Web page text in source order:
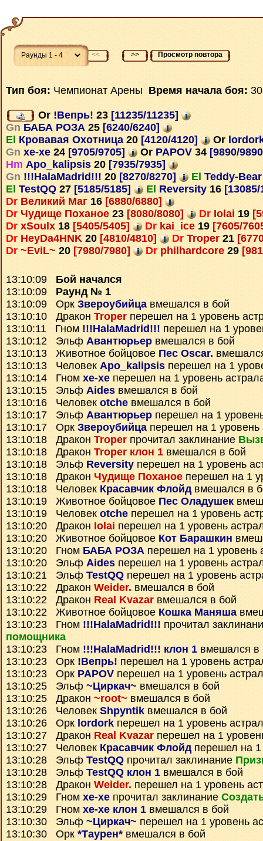
<< >> Просмотр повтора
Тип боя: Чемпионат Арены Время начала боя:
Or !Вепрь! 23 [11235/11235]
Gn БАБА РОЗА 25 [6240/6240]
El Кровавая Охотница 20 [4120/4120] Or
Gn xe-xe 24 [9705/9705] Or PAPOV 34 [9890/
Hm Apo_kalipsis 20 [7935/7935]
Gn !!!HalaMadrid!!! 20 [8270/8270] El Teddy-
El TestQQ 27 [5185/5185] El Reversity 16
Dr Великий Маг 16 [6880/6880]
Dr Чудище Поханое 23 [8080/8080] Dr Iolai 19
Dr xSoulx 18 [5405/5405] Dr kai_ice 19 [7605/
Dr HeyDa4HNK 20 [4810/4810] Dr Troper 21
Dr ~EviL~ 20 [7980/7980] Dr philhardcore 29
13:10:09 Бой начался
13:10:09 Раунд № 1
13:10:09 Орк Звероубийцавмешался в бой
13:10:10 Дракон Troper перешел на 1 уровень
13:10:11 Гном !!!HalaMadrid!!! перешел на 1
13:10:12 Эльф Авантюрьер вмешался в бой
13:10:13 Животное бойцовое Пес Oscar.
13:10:13 Человек Apo_kalipsis перешел на 1
13:10:14 Гном xe-xe перешел на 1 уровень
13:10:15 Эльф Aides вмешался в бой
13:10:16 Человек otche вмешался в бой
13:10:17 Эльф Авантюрьер перешел на 1
13:10:17 Орк Звероубийцаперешел на 1 уровень
13:10:18 Дракон Troper прочитал заклинание
13:10:18 Дракон Troper клон 1 вмешался в бой
13:10:18 Эльф Reversity перешел на 1 уровень
13:10:18 Дракон Чудище Поханое перешел на 1
13:10:18 Человек Красавчик Флойдвмешался в
13:10:19 Животное бойцовое Пес Оладушек
13:10:19 Человек otche перешел на 1 уровень
13:10:20 Дракон Iolai перешел на 1 уровень
13:10:20 Животное бойцовое Кот Барашкин
13:10:20 Гном БАБА РОЗА перешел на 1 уровень
13:10:20 Эльф Aides перешел на 1 уровень
13:10:21 Эльф TestQQ перешел на 1 уровень
13:10:22 Дракон Weider. вмешался в бой
13:10:22 Дракон Real Kvazar вмешался в бой
13:10:22 Животное бойцовое Кошка Маняша
13:10:23 Гном !!!HalaMadrid!!! прочитал
помощника
13:10:23 Гном !!!HalaMadrid!!! клон 1 вмешался в
13:10:23 Орк !Вепрь! перешел на 1 уровень
13:10:23 Орк PAPOV перешел на 1 уровень
13:10:25 Эльф ~Циркач~ вмешался в бой
13:10:25 Дракон ~root~ вмешался в бой
13:10:26 Человек Shpyntik вмешался в бой
13:10:26 Орк lordork перешел на 1 уровень
13:10:27 Дракон Real Kvazar перешел на 1
13:10:27 Человек Красавчик Флойдперешел на 1
13:10:28 Эльф TestQQ прочитал заклинание
13:10:28 Эльф TestQQ клон 1 вмешался в бой
13:10:28 Дракон Weider. перешел на 1 уровень
13:10:29 Гном xe-xe прочитал заклинание
13:10:29 Гном xe-xe клон 1 вмешался в бой
13:10:30 Эльф ~Циркач~ перешел на 1 уровень
13:10:30 Орк *Таурен* вмешался в бой